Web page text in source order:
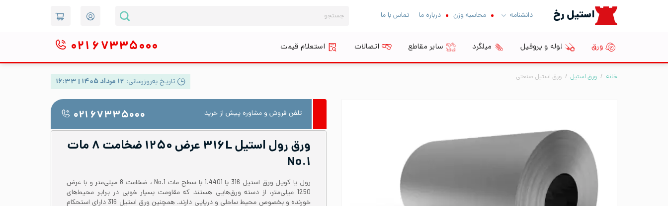
استیل رخ دانشنامه محاسبه وزن درباره ما تماس با ما
برای:
ورق لوله و پروفیل میلگرد سایر مقاطع اتصالات استعلام قیمت ۰۲۱ ۶۷۳۳۵۰۰۰
خانه / ورق استیل / ورق استیل صنعتی تاریخ به‌روزرسانی: ۱۲ مرداد ۱۴۰۵ | ۱۶:۳۳
تلفن فروش و مشاوره پیش از خرید ۰۲۱ ۶۷۳۳۵۰۰۰
ورق رول استیل ۳۱۶L عرض ۱۲۵۰ ضخامت ۸ مات
No.۱
رول یا کویل ورق استیل 316 یا 1.4401 با سطح مات No.1 ، ضخامت 8 میلی‌متر و با عرض
1250 میلی‌متر، از دسته ورق‌هایی هستند که مقاومت بسیار خوبی در برابر محیط‌های
خورنده و بخصوص محیط ساحلی و دریایی دارند. همچنین ورق استیل 316 دارای استحکام